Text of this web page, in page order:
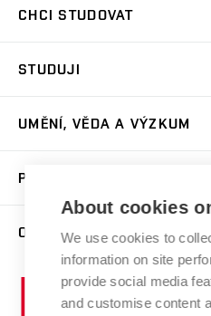
CHCI STUDOVAT
Přijímačky
Dny otevřených dveří
Přípravné kurzy
Studium bez bariér
Katedra teorií a dějin umění
Kabinety a dílny
Kontakt
STUDUJI
Časový plán studia
Studijní předpisy a formuláře
Studium a stáže v zahraničí
Rezidenční pobyty
Odborná praxe
UMĚNÍ, VĚDA A VÝZKUM
Publikační činnost
Projekty
Výstavy
PRO VEŘEJNOST
Letní školy a semestrální kurzy
Nakladatelská a vydavatelská
Research Catalogue
O FAKULTĚ
Aktuality
Informační tabule
About cookies
We use cookies to
information on site
provide social media
and customise content